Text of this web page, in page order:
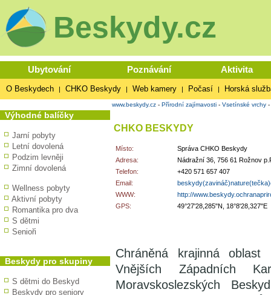
Beskydy.cz
Ubytování Poznávání Aktivita
O Beskydech | CHKO Beskydy | Web kamery | Počasí | Horská
Výhodné balíčky
Jarní pobyty
Letní dovolená
Podzim levněji
Zimní dovolená
Wellness pobyty
Aktivní pobyty
Romantika pro dva
S dětmi
Senioři
Beskydy pro skupiny
S dětmi do Beskyd
Beskydy pro seniory
www.beskydy.cz - Přírodní zajímavosti - Vsetínské vrchy -
CHKO BESKYDY
Místo:
Správa CHKO Beskydy
Adresa:
Nádražní 36, 756 61 Rožnov
Telefon:
+420 571 657 407
Email:
WWW:
http://
GPS:
49°27'28,285"N, 18°8'28,327"E
Chráněná krajinná
Vnějších Západních
Moravskoslezských